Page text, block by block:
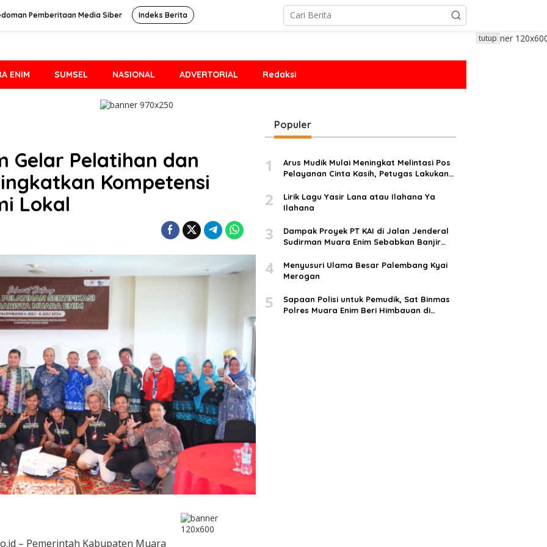
Pemberitaan Media Siber Indeks Berita
ENIM SUMSEL NASIONAL ADVERTORIAL Redaksi
tutup
Gelar Pelatihan dan
Kompetensi
Lokal
– Pemerintah Kabupaten Muara
Populer
1
Arus Mudik Mulai Meningkat Melintasi Pos
Pelayanan Cinta Kasih, Petugas Lakukan
2
Lirik Lagu Yasir Lana atau Ilahana Ya
Ilahana
3
Dampak Proyek PT KAI di Jalan Jenderal
Sudirman Muara Enim Sebabkan Banjir
4
Menyusuri Ulama Besar Palembang Kyai
Merogan
5
Sapaan Polisi untuk Pemudik, Sat Binmas
Polres Muara Enim Beri Himbauan di